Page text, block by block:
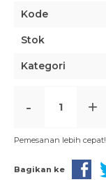
Kode
Stok
Kategori
- +
Pemesanan lebih cepat!
Bagikan ke